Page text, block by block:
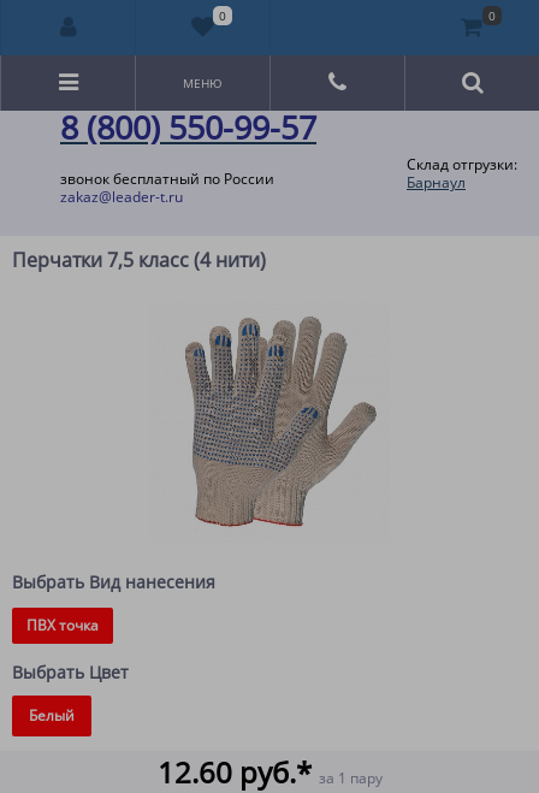
8 (800) 550-99-57
звонок бесплатный по России
zakaz@leader-t.ru
Склад отгрузки:
Барнаул
МЕНЮ
Перчатки 7,5 класс (4 нити)
Выбрать Вид нанесения
ПВХ точка
Выбрать Цвет
Белый
12.60 руб.* за 1 пару
0 0